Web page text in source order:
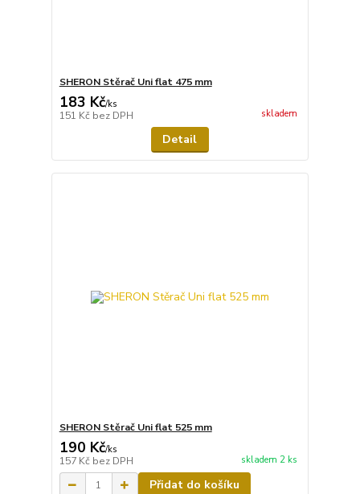
SHERON Stěrač Uni flat 475 mm
183 Kč/ks
151 Kč bez DPH skladem
Detail
SHERON Stěrač Uni flat 525 mm
190 Kč/ks
157 Kč bez DPH skladem 2 ks
Přidat do košíku